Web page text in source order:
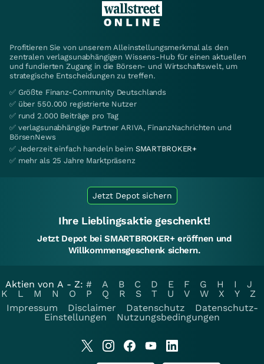
Profitieren Sie von unserem Alleinstellungsmerkmal als den
zentralen verlagsunabhängigen Wissens-Hub für einen aktuellen
und fundierten Zugang in die Börsen- und Wirtschaftswelt, um
strategische Entscheidungen zu treffen.
✅ Größte Finanz-Community Deutschlands
✅ über 550.000 registrierte Nutzer
✅ rund 2.000 Beiträge pro Tag
✅ verlagsunabhängige Partner ARIVA, FinanzNachrichten und
BörsenNews
✅ Jederzeit einfach handeln beim SMARTBROKER+
✅ mehr als 25 Jahre Marktpräsenz
Jetzt Depot sichern
Ihre Lieblingsaktie geschenkt!
Jetzt Depot bei SMARTBROKER+ eröffnen und
Willkommensgeschenk sichern.
Aktien von A - Z: # A B C D E F G H I
J
K
L M N O P Q R S T U V W X Y
Z
Impressum
Disclaimer Datenschutz
Datenschutz-
Einstellungen
Nutzungsbedingungen